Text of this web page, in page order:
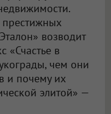
возводит
«Счастье в
чем они
и почему их
элитой» —